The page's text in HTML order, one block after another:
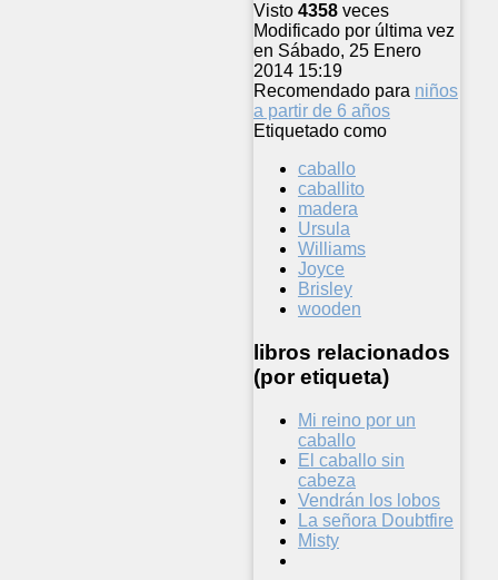
Visto 4358 veces
Modificado por última vez
en Sábado, 25 Enero
2014 15:19
Recomendado para niños
a partir de 6 años
Etiquetado como
caballo
caballito
madera
Ursula
Williams
Joyce
Brisley
wooden
libros relacionados
(por etiqueta)
Mi reino por un
caballo
El caballo sin
cabeza
Vendrán los lobos
La señora Doubtfire
Misty